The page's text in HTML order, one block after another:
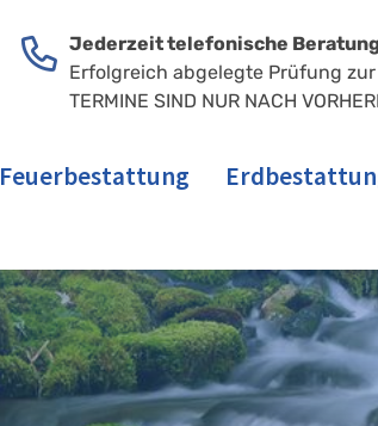
Jederzeit telefonische
Erfolgreich abgelegte Prüfung
TERMINE SIND NUR NACH
Feuerbestattung